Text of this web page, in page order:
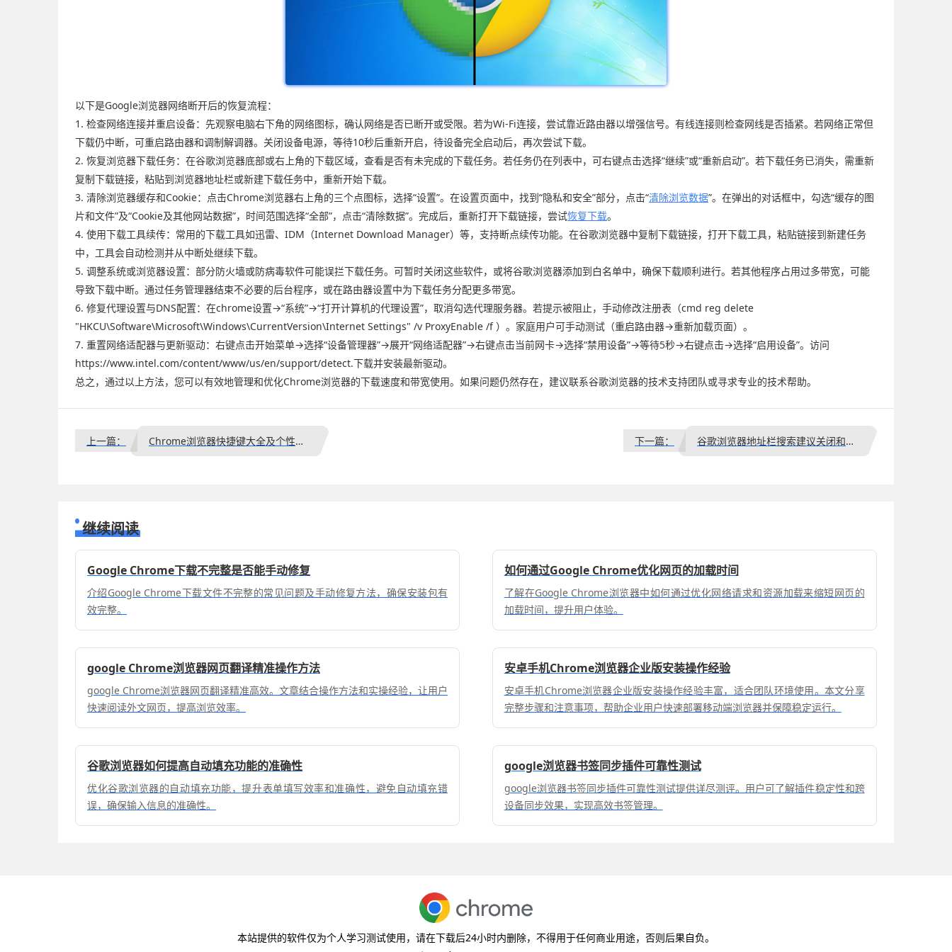
以下是Google浏览器网络断开后的恢复流程：
1. 检查网络连接并重启设备：先观察电脑右下角的网络图标，确认网络是否已断开或受限。若为Wi-Fi连接，尝试靠近路由器以增强信号。有线连接则检查网线是否插紧。若网络正常但
下载仍中断，可重启路由器和调制解调器。关闭设备电源，等待10秒后重新开启，待设备完全启动后，再次尝试下载。
2. 恢复浏览器下载任务：在谷歌浏览器底部或右上角的下载区域，查看是否有未完成的下载任务。若任务仍在列表中，可右键点击选择“继续”或“重新启动”。若下载任务已消失，需重新
复制下载链接，粘贴到浏览器地址栏或新建下载任务中，重新开始下载。
3. 清除浏览器缓存和Cookie：点击Chrome浏览器右上角的三个点图标，选择“设置”。在设置页面中，找到“隐私和安全”部分，点击“清除浏览数据”。在弹出的对话框中，勾选“缓存的图
片和文件”及“Cookie及其他网站数据”，时间范围选择“全部”，点击“清除数据”。完成后，重新打开下载链接，尝试恢复下载。
4. 使用下载工具续传：常用的下载工具如迅雷、IDM（Internet Download Manager）等，支持断点续传功能。在谷歌浏览器中复制下载链接，打开下载工具，粘贴链接到新建任务
中，工具会自动检测并从中断处继续下载。
5. 调整系统或浏览器设置：部分防火墙或防病毒软件可能误拦下载任务。可暂时关闭这些软件，或将谷歌浏览器添加到白名单中，确保下载顺利进行。若其他程序占用过多带宽，可能
导致下载中断。通过任务管理器结束不必要的后台程序，或在路由器设置中为下载任务分配更多带宽。
6. 修复代理设置与DNS配置：在chrome设置→“系统”→“打开计算机的代理设置”，取消勾选代理服务器。若提示被阻止，手动修改注册表（cmd reg delete
"HKCU\Software\Microsoft\Windows\CurrentVersion\Internet Settings" /v ProxyEnable /f ）。家庭用户可手动测试（重启路由器→重新加载页面）。
7. 重置网络适配器与更新驱动：右键点击开始菜单→选择“设备管理器”→展开“网络适配器”→右键点击当前网卡→选择“禁用设备”→等待5秒→右键点击→选择“启用设备”。访问
https://www.intel.com/content/www/us/en/support/detect.下载并安装最新驱动。
总之，通过以上方法，您可以有效地管理和优化Chrome浏览器的下载速度和带宽使用。如果问题仍然存在，建议联系谷歌浏览器的技术支持团队或寻求专业的技术帮助。
上一篇： Chrome浏览器快捷键大全及个性化定制使用技巧 下一篇： 谷歌浏览器地址栏搜索建议关闭和恢复的操作方法
继续阅读
Google Chrome下载不完整是否能手动修复
介绍Google Chrome下载文件不完整的常见问题及手动修复方法，确保安装包有
效完整。
如何通过Google Chrome优化网页的加载时间
了解在Google Chrome浏览器中如何通过优化网络请求和资源加载来缩短网页的
加载时间，提升用户体验。
google Chrome浏览器网页翻译精准操作方法
google Chrome浏览器网页翻译精准高效。文章结合操作方法和实操经验，让用户
快速阅读外文网页，提高浏览效率。
安卓手机Chrome浏览器企业版安装操作经验
安卓手机Chrome浏览器企业版安装操作经验丰富，适合团队环境使用。本文分享
完整步骤和注意事项，帮助企业用户快速部署移动端浏览器并保障稳定运行。
谷歌浏览器如何提高自动填充功能的准确性
优化谷歌浏览器的自动填充功能，提升表单填写效率和准确性，避免自动填充错
误，确保输入信息的准确性。
google浏览器书签同步插件可靠性测试
google浏览器书签同步插件可靠性测试提供详尽测评。用户可了解插件稳定性和跨
设备同步效果，实现高效书签管理。
本站提供的软件仅为个人学习测试使用，请在下载后24小时内删除，不得用于任何商业用途，否则后果自负。